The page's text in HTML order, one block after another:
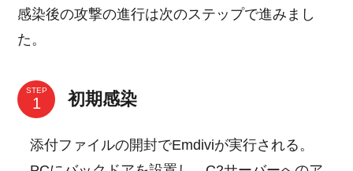
感染後の攻撃の進行は次のステップで進みまし
た。
STEP 初期感染
添付ファイルの開封でEmdiviが実行される。